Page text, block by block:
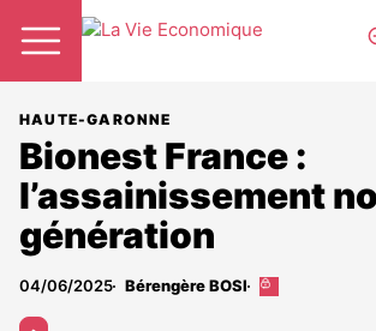
HAUTE-GARONNE
Bionest France :
l’assainissement
génération
04/06/2025 Bérengère BOSI
Cet